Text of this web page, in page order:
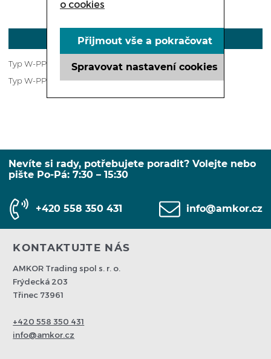
POPIS
Typ W-PPk - statické gravitační chlazení
Typ W-PPk /v - ventilované dynamické chlazení
Nevíte si rady, potřebujete poradit? Volejte nebo
pište Po-Pá: 7:30 – 15:30
+420 558 350 431 info@amkor.cz
KONTAKTUJTE NÁS
AMKOR Trading spol s. r. o.
Frýdecká 203
Třinec 73961
+420 558 350 431
info@amkor.cz
o cookies
Spravovat nastavení cookies
Přijmout vše a pokračovat